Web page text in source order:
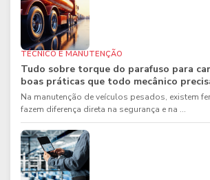
TÉCNICO E MANUTENÇÃO
Tudo sobre torque do parafuso para
boas práticas que todo mecânico
Na manutenção de veículos pesados, existem
fazem diferença direta na segurança e na ...